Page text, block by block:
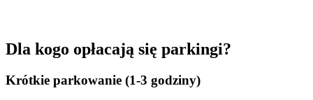
Dla kogo opłacają się parkingi?
Krótkie parkowanie (1-3 godziny)